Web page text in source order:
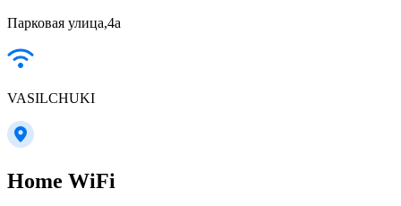
Парковая улица,4а
VASILCHUKI
Home WiFi